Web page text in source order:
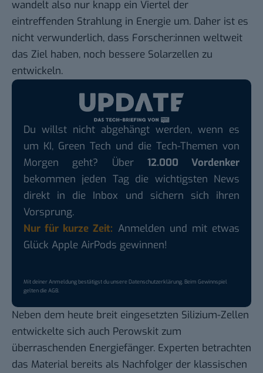
wandelt also nur knapp ein Viertel der
eintreffenden Strahlung in Energie um. Daher ist es
nicht verwunderlich, dass Forscher:innen weltweit
das Ziel haben, noch bessere Solarzellen zu
entwickeln.
Du willst nicht abgehängt werden, wenn es
um KI, Green Tech und die Tech-Themen von
Morgen geht? Über 12.000 Vordenker
bekommen jeden Tag die wichtigsten News
direkt in die Inbox und sichern sich ihren
Vorsprung.
Nur für kurze Zeit: Anmelden und mit etwas
Glück Apple AirPods gewinnen!
Mit deiner Anmeldung bestätigst du unsereDatenschutzerklärung. Beim Gewinnspiel
gelten dieAGB.
Neben dem heute breit eingesetzten Silizium-Zellen
entwickelte sich auch Perowskit zum
überraschenden Energiefänger. Experten betrachten
das Material bereits als Nachfolger der klassischen